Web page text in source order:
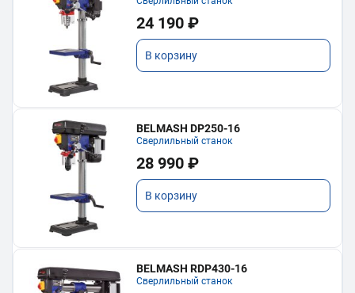
24 190 ₽
В корзину
BELMASH DP250-16
Сверлильный станок
28 990 ₽
В корзину
BELMASH RDP430-16
Сверлильный станок